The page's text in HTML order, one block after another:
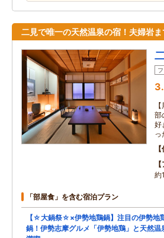
二見で唯一の天然温泉の宿！夫婦岩
部
好
っ
約
「部屋食」を含む宿泊プラン
【☆大鍋祭☆×伊勢地鶏鍋】注目の伊勢地
鍋！伊勢志摩グルメ「伊勢地鶏」と天然温